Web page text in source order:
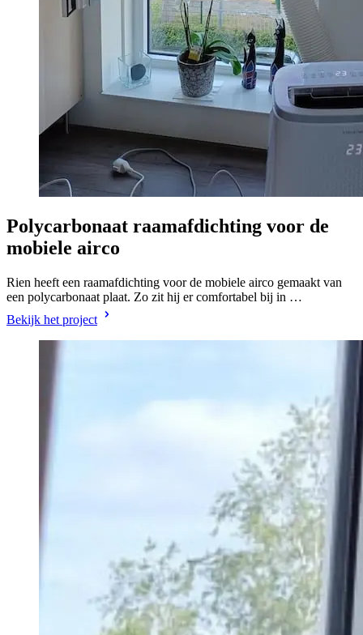
Polycarbonaat raamafdichting voor de
mobiele airco
Rien heeft een raamafdichting voor de mobiele airco gemaakt van
een polycarbonaat plaat. Zo zit hij er comfortabel bij in …
Bekijk het project